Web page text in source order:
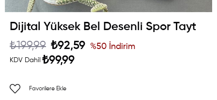
Dijital Yüksek Bel Desenli Spor Tayt
₺199,99 ₺92,59
KDV Dahil ₺99,99
%50 İndirim
Favorilere Ekle